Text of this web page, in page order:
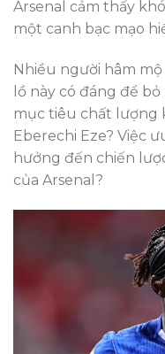
Arsenal cảm thấy
một canh bạc mạo
Nhiều người hâm
lồ này có đáng để
mục tiêu chất lượng
Eberechi Eze? Việc
hưởng đến chiến
của Arsenal?